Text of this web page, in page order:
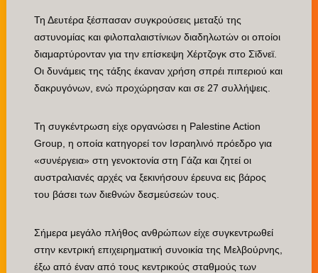
Τη Δευτέρα ξέσπασαν συγκρούσεις μεταξύ της
αστυνομίας και φιλοπαλαιστίνιων διαδηλωτών οι οποίοι
διαμαρτύρονταν για την επίσκεψη Χέρτζογκ στο Σϊδνεϊ.
Οι δυνάμεις της τάξης έκαναν χρήση σπρέι πιπεριού και
δακρυγόνων, ενώ προχώρησαν και σε 27 συλλήψεις.
Τη συγκέντρωση είχε οργανώσει η Palestine Action
Group, η οποία κατηγορεί τον Ισραηλινό πρόεδρο για
«συνέργεια» στη γενοκτονία στη Γάζα και ζητεί οι
αυστραλιανές αρχές να ξεκινήσουν έρευνα εις βάρος
του βάσει των διεθνών δεσμεύσεών τους.
Σήμερα μεγάλο πλήθος ανθρώπων είχε συγκεντρωθεί
στην κεντρική επιχειρηματική συνοικία της Μελβούρνης,
έξω από έναν από τους κεντρικούς σταθμούς των